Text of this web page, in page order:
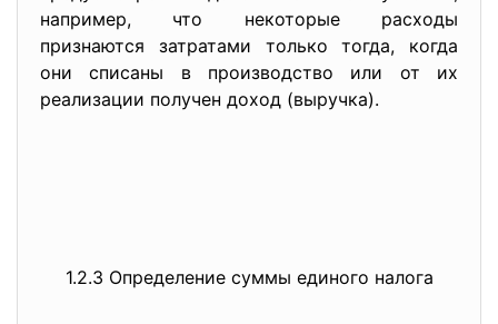
например, что некоторые расходы
признаются затратами только тогда, когда
они списаны в производство или от их
реализации получен доход (выручка).
1.2.3 Определение суммы единого налога